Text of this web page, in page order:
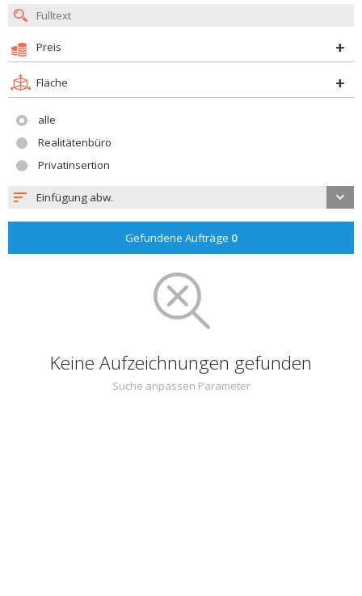
Preis
Fläche
alle
Realitätenbüro
Privatinsertion
Einfügung abw.
Gefundene Aufträge 0
Keine Aufzeichnungen gefunden
Suche anpassen Parameter